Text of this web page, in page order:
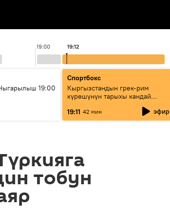
19:00 19:12
19:00
Спортбокс
Кыргызстандын грек-рим
күрөшүнүн тарыхы кандай
19:11 42 мин эфир
тобун